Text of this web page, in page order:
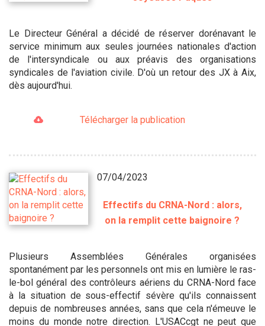
Le Directeur Général a décidé de réserver dorénavant le
service minimum aux seules journées nationales d'action
de l'intersyndicale ou aux préavis des organisations
syndicales de l'aviation civile. D'où un retour des JX à Aix,
dès aujourd'hui.
Télécharger la publication
07/04/2023
Effectifs du CRNA-Nord : alors,
on la remplit cette baignoire ?
Plusieurs Assemblées Générales organisées
spontanément par les personnels ont mis en lumière le ras-
le-bol général des contrôleurs aériens du CRNA-Nord face
à la situation de sous-effectif sévère qu'ils connaissent
depuis de nombreuses années, sans que cela n'émeuve le
moins du monde notre direction. L'USACcgt ne peut que